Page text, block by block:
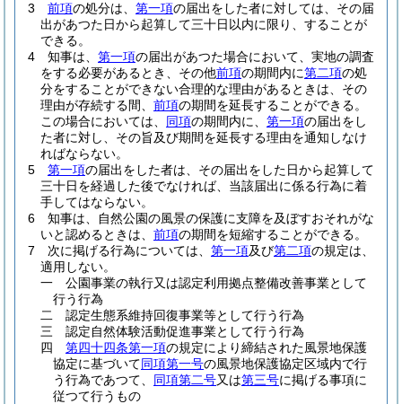
3
前項の処分は、 第一項の届出をした者に対しては、その届
出があつた日から起算して三十日以内に限り、することが
できる。
4
知事は、 第一項の届出があつた場合において、実地の調査
をする必要があるとき、その他前項の期間内に第二項の処
分をすることができない合理的な理由があるときは、その
理由が存続する間、 前項の期間を延長することができる。
この場合においては、 同項の期間内に、 第一項の届出をし
た者に対し、その旨及び期間を延長する理由を通知しなけ
ればならない。
5
第一項の届出をした者は、その届出をした日から起算して
三十日を経過した後でなければ、当該届出に係る行為に着
手してはならない。
6
知事は、自然公園の風景の保護に支障を及ぼすおそれがな
いと認めるときは、 前項の期間を短縮することができる。
7
次に掲げる行為については、 第一項及び第二項の規定は、
適用しない。
一
公園事業の執行又は認定利用拠点整備改善事業として
行う行為
二
認定生態系維持回復事業等として行う行為
三
認定自然体験活動促進事業として行う行為
四
第四十四条第一項の規定により締結された風景地保護
協定に基づいて同項第一号の風景地保護協定区域内で行
う行為であつて、 同項第二号又は第三号に掲げる事項に
従つて行うもの